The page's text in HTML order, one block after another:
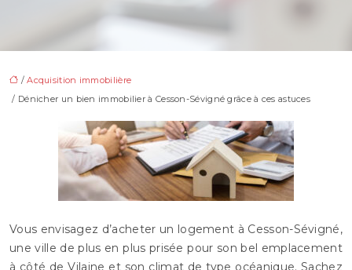
/Acquisition immobilière
/ Dénicher un bien immobilier à Cesson-Sévigné grâce à ces astuces
Vous envisagez d’acheter un logement à Cesson-Sévigné,
une ville de plus en plus prisée pour son bel emplacement
à côté de Vilaine et son climat de type océanique. Sachez